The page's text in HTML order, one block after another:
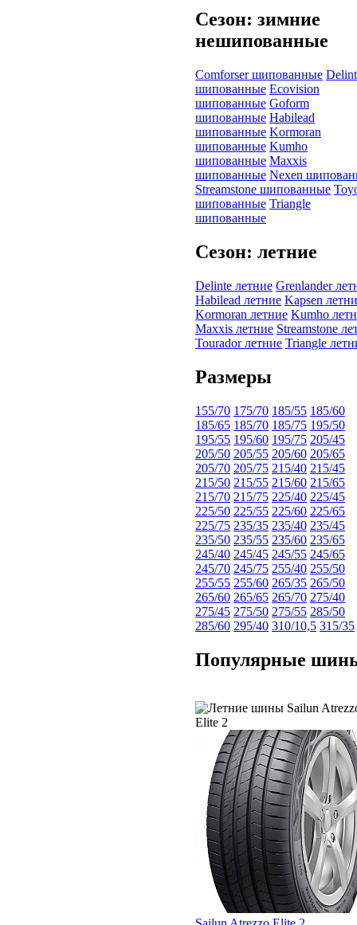
Сезон: зимние
нешипованные
Comforser шипованные
шипованные Ecovision
шипованные Goform
шипованные Habilead
шипованные Kormoran
шипованные Kumho
шипованные Maxxis
шипованные Nexen
Streamstone шипованные
шипованные Triangle
шипованные
Сезон: летние
Delinte летние Grenlander
Habilead летние Kapsen
Kormoran летние Kumho
Maxxis летние Streamstone
Tourador летние Triangle
Размеры
155/70 175/70 185/55 185/60
185/65 185/70 185/75 195/50
195/55 195/60 195/75 205/45
205/50 205/55 205/60 205/65
205/70 205/75 215/40 215/45
215/50 215/55 215/60 215/65
215/70 215/75 225/40 225/45
225/50 225/55 225/60 225/65
225/75 235/35 235/40 235/45
235/50 235/55 235/60 235/65
245/40 245/45 245/55 245/65
245/70 245/75 255/40 255/50
255/55 255/60 265/35 265/50
265/60 265/65 265/70 275/40
275/45 275/50 275/55 285/50
285/60 295/40 310/10,5 315/35
Популярные